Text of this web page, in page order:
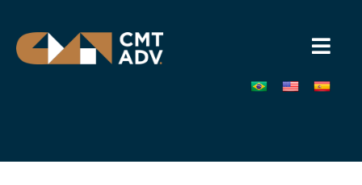
Pular
para